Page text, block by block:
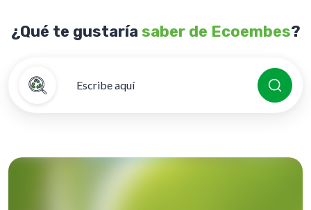
¿Qué te gustaría saber de Ecoembes?